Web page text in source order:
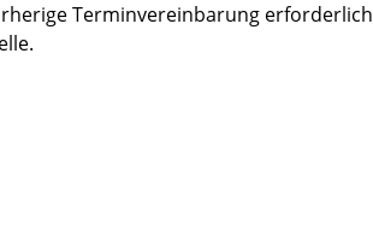
Terminvereinbarung erforderlich